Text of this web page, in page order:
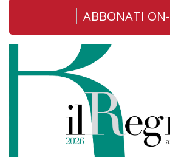
ABBONATI